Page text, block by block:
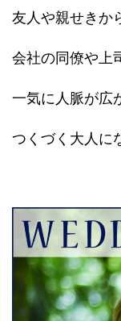
友人や親せきか
会社の同僚や上
一気に人脈が広
つくづく大人に